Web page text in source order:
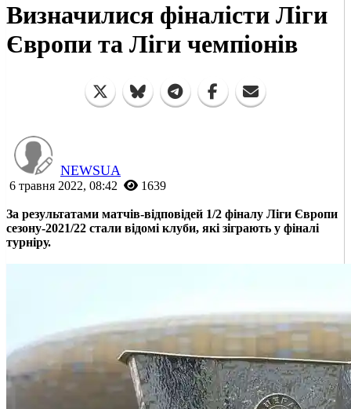
Визначилися фіналісти Ліги
Європи та Ліги чемпіонів
NEWSUA
6 травня 2022, 08:42 1639
За результатами матчів-відповідей 1/2 фіналу Ліги Європи
сезону-2021/22 стали відомі клуби, які зіграють у фіналі
турніру.